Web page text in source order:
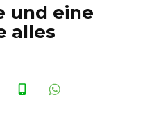
und eine
alles